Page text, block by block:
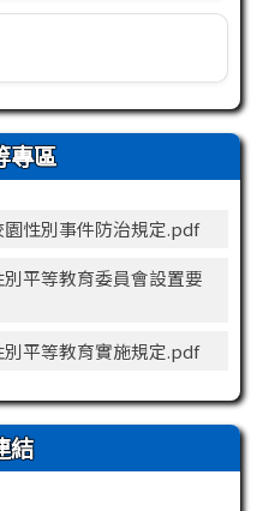
專區
性別事件防治規定.pdf
平等教育委員會設置要
平等教育實施規定.pdf
結